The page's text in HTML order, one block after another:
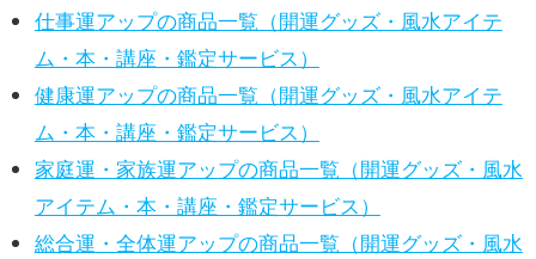
仕事運アップの商品一覧（開運グッズ・風水アイテ
ム・本・講座・鑑定サービス）
健康運アップの商品一覧（開運グッズ・風水アイテ
ム・本・講座・鑑定サービス）
家庭運・家族運アップの商品一覧（開運グッズ・風水
アイテム・本・講座・鑑定サービス）
総合運・全体運アップの商品一覧（開運グッズ・風水